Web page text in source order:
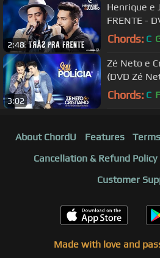
2:48
Henrique e
FRENTE -
Chords: C
3:02
Zé Neto e
(DVD Zé
São José
Chords: C F
About ChordU Features
Cancellation & Refund Policy
Customer
Made with love and